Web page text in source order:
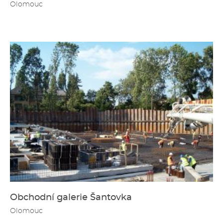
Olomouc
Obchodní galerie Šantovka
Olomouc